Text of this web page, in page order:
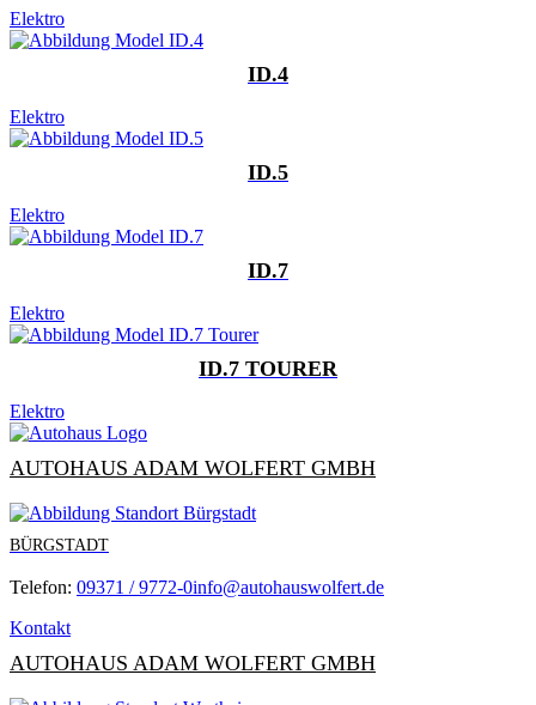
Elektro
ID.4
Elektro
ID.5
Elektro
ID.7
Elektro
ID.7 TOURER
Elektro
AUTOHAUS ADAM WOLFERT GMBH
BÜRGSTADT
Telefon: 09371 / 9772-0info@autohauswolfert.de
Kontakt
AUTOHAUS ADAM WOLFERT GMBH